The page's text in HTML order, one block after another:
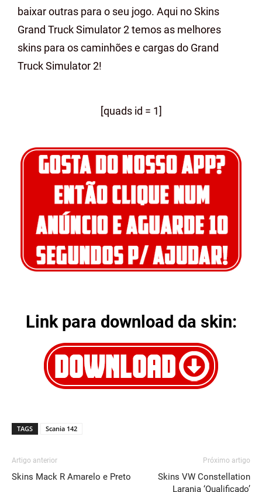
baixar outras para o seu jogo. Aqui no Skins
Grand Truck Simulator 2 temos as melhores
skins para os caminhões e cargas do Grand
Truck Simulator 2!
[quads id = 1]
Link para download da skin:
TAGS Scania 142
Artigo anterior
Skins Mack R Amarelo e Preto
Próximo artigo
Skins VW Constellation
Laranja ‘Qualificado’